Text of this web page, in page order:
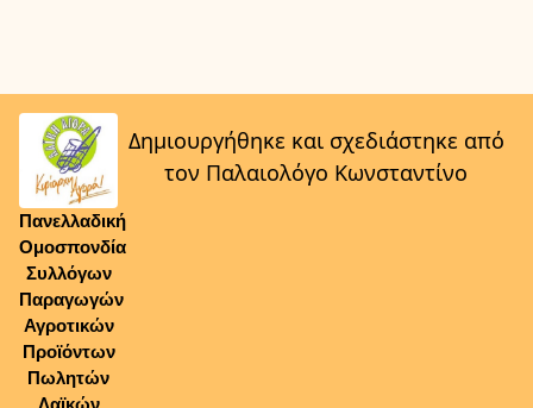
Πανελλαδική
Ομοσπονδία
Συλλόγων
Παραγωγών
Αγροτικών
Προϊόντων
Πωλητών
Λαϊκών
Δημιουργήθηκε και σχεδιάστηκε από
τον Παλαιολόγο Κωνσταντίνο